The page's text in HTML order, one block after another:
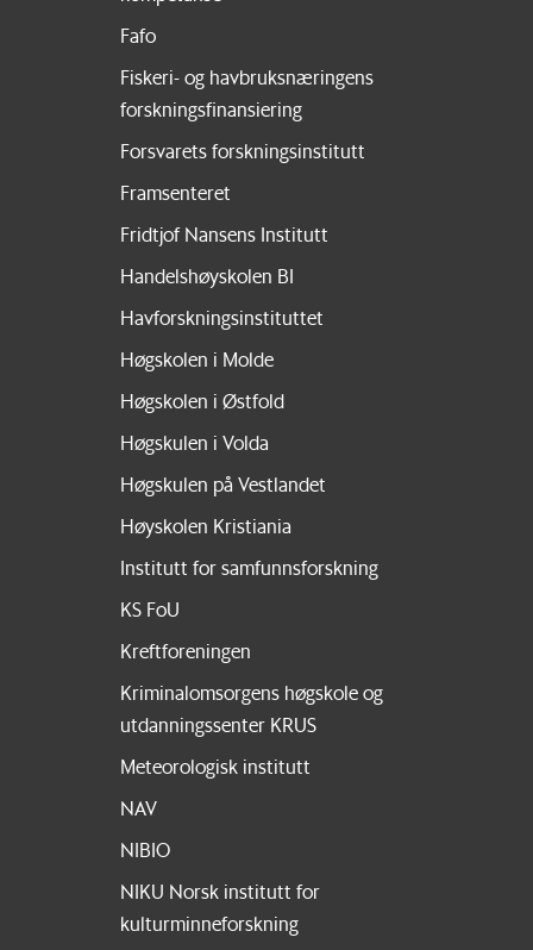
Fafo
Fiskeri- og havbruksnæringens
forskningsfinansiering
Forsvarets forskningsinstitutt
Framsenteret
Fridtjof Nansens Institutt
Handelshøyskolen BI
Havforskningsinstituttet
Høgskolen i Molde
Høgskolen i Østfold
Høgskulen i Volda
Høgskulen på Vestlandet
Høyskolen Kristiania
Institutt for samfunnsforskning
KS FoU
Kreftforeningen
Kriminalomsorgens høgskole og
utdanningssenter KRUS
Meteorologisk institutt
NAV
NIBIO
NIKU Norsk institutt for
kulturminneforskning